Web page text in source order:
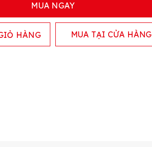
MUA NGAY
HÀNG MUA TẠI CỬA HÀNG